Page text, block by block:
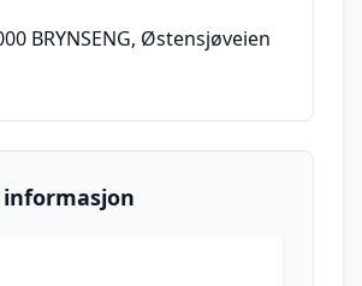
BRYNSENG, Østensjøveien